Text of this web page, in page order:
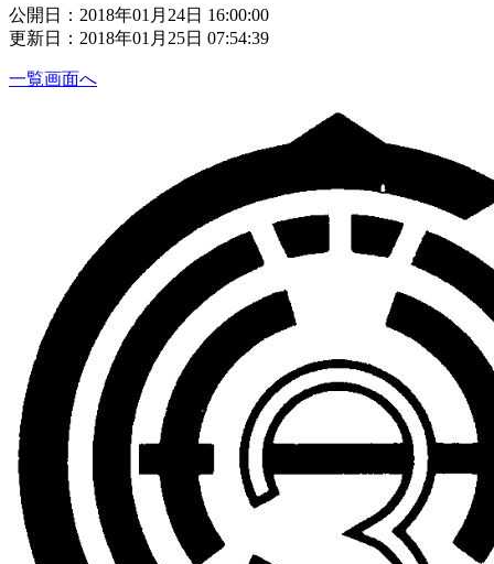
公開日：2018年01月24日 16:00:00
更新日：2018年01月25日 07:54:39
一覧画面へ